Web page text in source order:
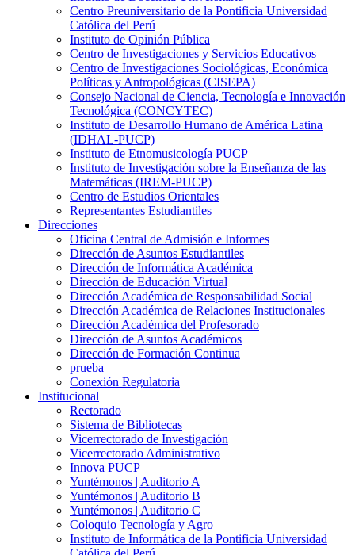
Centro Preuniversitario de la Pontificia Universidad
Católica del Perú
Instituto de Opinión Pública
Centro de Investigaciones y Servicios Educativos
Centro de Investigaciones Sociológicas, Económica
Políticas y Antropológicas (CISEPA)
Consejo Nacional de Ciencia, Tecnología e Innovación
Tecnológica (CONCYTEC)
Instituto de Desarrollo Humano de América Latina
(IDHAL-PUCP)
Instituto de Etnomusicología PUCP
Instituto de Investigación sobre la Enseñanza de las
Matemáticas (IREM-PUCP)
Centro de Estudios Orientales
Representantes Estudiantiles
Direcciones
Oficina Central de Admisión e Informes
Dirección de Asuntos Estudiantiles
Dirección de Informática Académica
Dirección de Educación Virtual
Dirección Académica de Responsabilidad Social
Dirección Académica de Relaciones Institucionales
Dirección Académica del Profesorado
Dirección de Asuntos Académicos
Dirección de Formación Continua
prueba
Conexión Regulatoria
Institucional
Rectorado
Sistema de Bibliotecas
Vicerrectorado de Investigación
Vicerrectorado Administrativo
Innova PUCP
Yuntémonos | Auditorio A
Yuntémonos | Auditorio B
Yuntémonos | Auditorio C
Coloquio Tecnología y Agro
Instituto de Informática de la Pontificia Universidad